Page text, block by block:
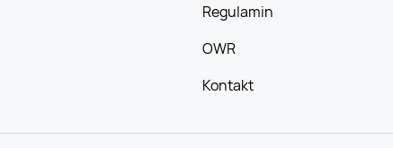
Regulamin
OWR
Kontakt